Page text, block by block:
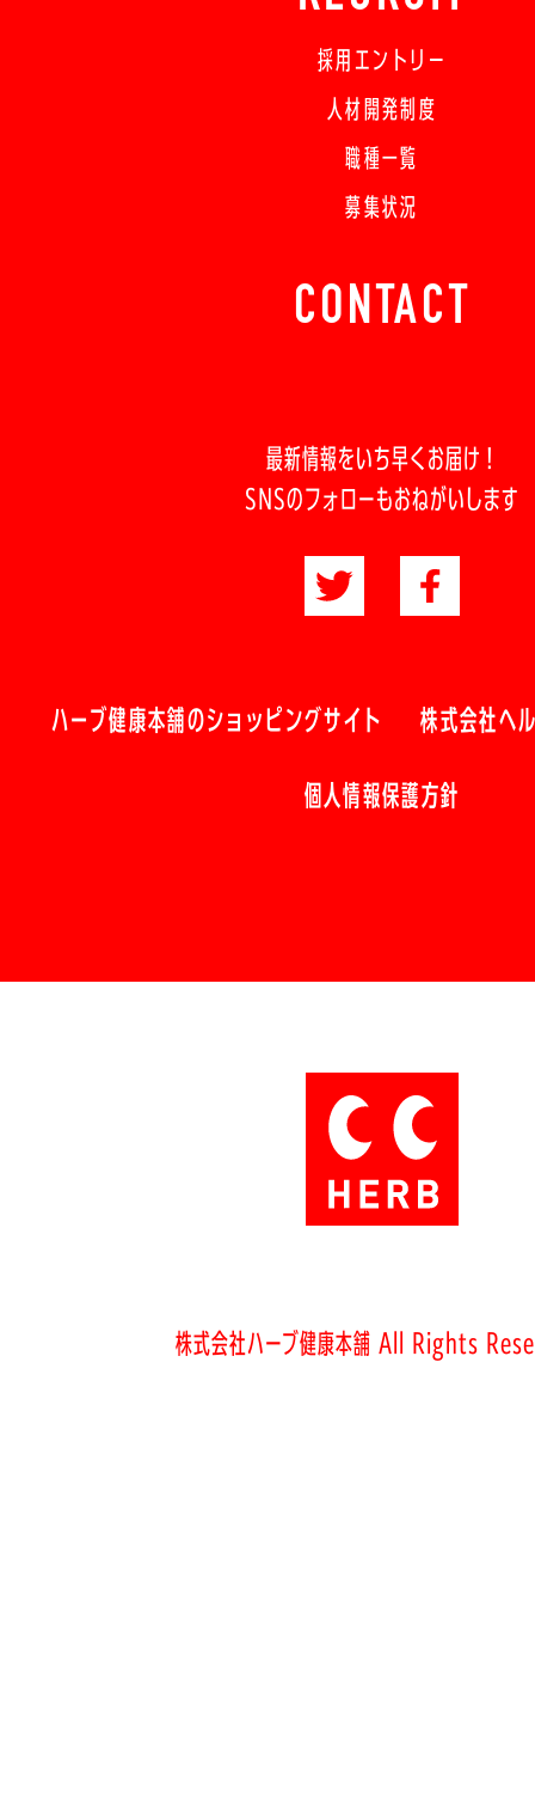
採用エントリー
人材開発制度
職種一覧
募集状況
CONTACT
最新情報をいち早くお届け！
SNSのフォローもおねがいします
ハーブ健康本舗のショッピングサイト 株式会社ヘ
個人情報保護方針
株式会社ハーブ健康本舗 All Rights